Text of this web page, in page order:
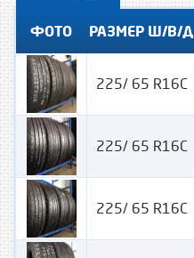
ФОТО РАЗМЕР Ш/В/Д
225/ 65 R16C
225/ 65 R16C
225/ 65 R16C